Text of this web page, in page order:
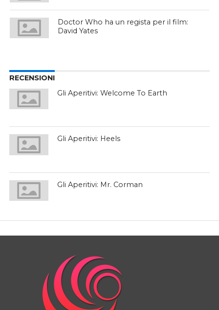
Doctor Who ha un regista per il film:
David Yates
RECENSIONI
Gli Aperitivi: Welcome To Earth
Gli Aperitivi: Heels
Gli Aperitivi: Mr. Corman